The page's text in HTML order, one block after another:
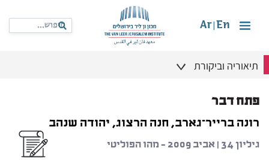
En
Ar
תיאוריה וביקורת
פתח דבר
רונה ברייר־גארב, חנה הרצוג, יהודה שנהב
גיליון 34 | אביב 2009 - מהו הפוליטי